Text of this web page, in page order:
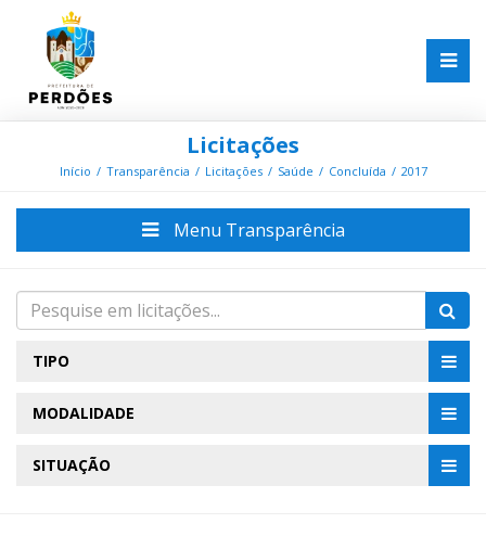
Licitações
Início Transparência Licitações Saúde Concluída 2017
Menu Transparência
TIPO
MODALIDADE
SITUAÇÃO